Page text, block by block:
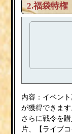
2.福袋特権
内容：イベン
が獲得できます
さらに戦令を
片、【ライブ